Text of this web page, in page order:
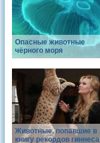
Опасные животные
чёрного моря
Животные, попавшие в
книгу рекордов гиннеса